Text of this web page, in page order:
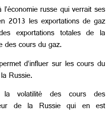
russe qui verrait ses
2013 les exportations de gaz
exportations totales de la
des cours du gaz.
d’influer sur les cours du
Russie.
volatilité des cours des
de la Russie qui en est